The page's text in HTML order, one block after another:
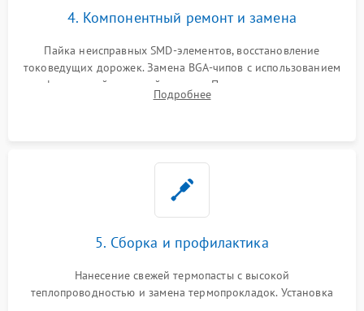
4. Компонентный ремонт и замена
Пайка неисправных SMD-элементов, восстановление
токоведущих дорожек. Замена BGA-чипов с использованием
инфракрасной паяльной станции. Прошивка микросхемы
BIOS или замена поврежденных портов USB
Подробнее
5. Сборка и профилактика
Нанесение свежей термопасты с высокой
теплопроводностью и замена термопрокладок. Установка